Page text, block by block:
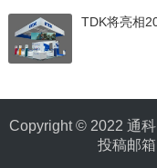
TDK将亮相
Copyright © 2022 通
投稿邮